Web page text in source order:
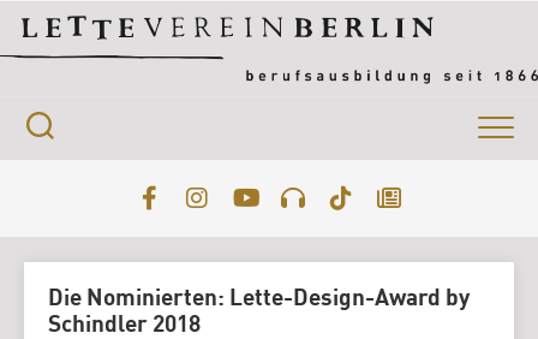
content
Die Nominierten: Lette-Design-Award by
Schindler 2018